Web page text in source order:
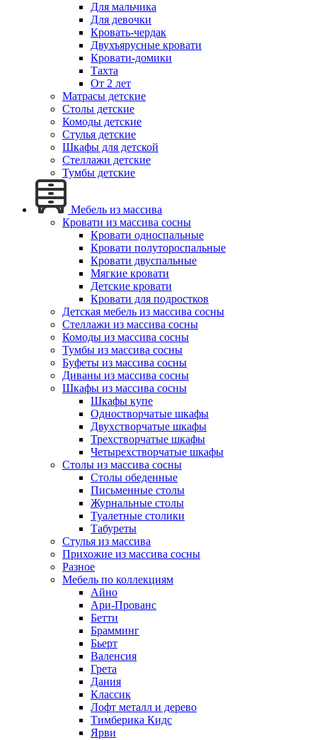
Для мальчика
Для девочки
Кровать-чердак
Двухъярусные кровати
Кровати-домики
Тахта
От 2 лет
Матрасы детские
Столы детские
Комоды детские
Стулья детские
Шкафы для детской
Стеллажи детские
Тумбы детские
Мебель из массива
Кровати из массива сосны
Кровати односпальные
Кровати полутороспальные
Кровати двуспальные
Мягкие кровати
Детские кровати
Кровати для подростков
Детская мебель из массива сосны
Стеллажи из массива сосны
Комоды из массива сосны
Тумбы из массива сосны
Буфеты из массива сосны
Диваны из массива сосны
Шкафы из массива сосны
Шкафы купе
Одностворчатые шкафы
Двухстворчатые шкафы
Трехстворчатые шкафы
Четырехстворчатые шкафы
Столы из массива сосны
Столы обеденные
Письменные столы
Журнальные столы
Туалетные столики
Табуреты
Стулья из массива
Прихожие из массива сосны
Разное
Мебель по коллекциям
Айно
Ари-Прованс
Бетти
Брамминг
Бьерт
Валенсия
Грета
Дания
Классик
Лофт металл и дерево
Тимберика Кидс
Ярви